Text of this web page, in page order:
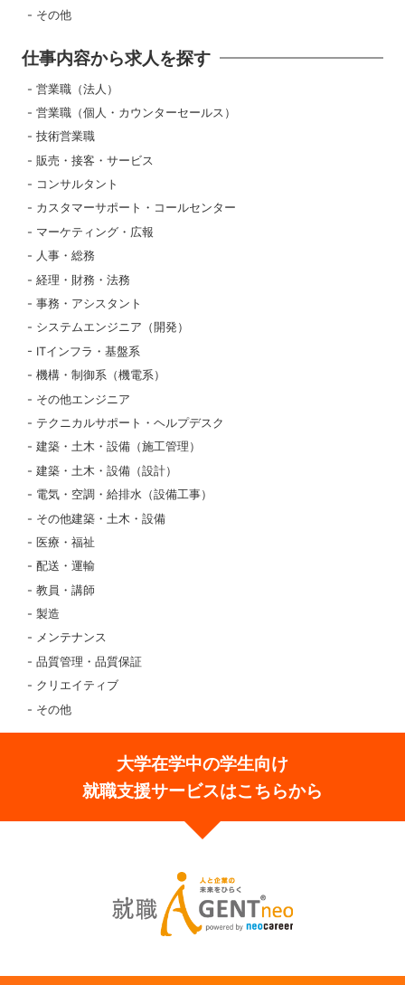
その他
仕事内容から求人を探す
営業職（法人）
営業職（個人・カウンターセールス）
技術営業職
販売・接客・サービス
コンサルタント
カスタマーサポート・コールセンター
マーケティング・広報
人事・総務
経理・財務・法務
事務・アシスタント
システムエンジニア（開発）
ITインフラ・基盤系
機構・制御系（機電系）
その他エンジニア
テクニカルサポート・ヘルプデスク
建築・土木・設備（施工管理）
建築・土木・設備（設計）
電気・空調・給排水（設備工事）
その他建築・土木・設備
医療・福祉
配送・運輸
教員・講師
製造
メンテナンス
品質管理・品質保証
クリエイティブ
その他
大学在学中の学生向け
就職支援サービスはこちらから